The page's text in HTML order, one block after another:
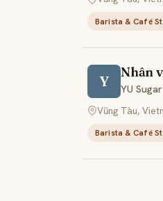
Barista & Café
Y
Nhân
YU
Vũng Tàu,
Barista & Café